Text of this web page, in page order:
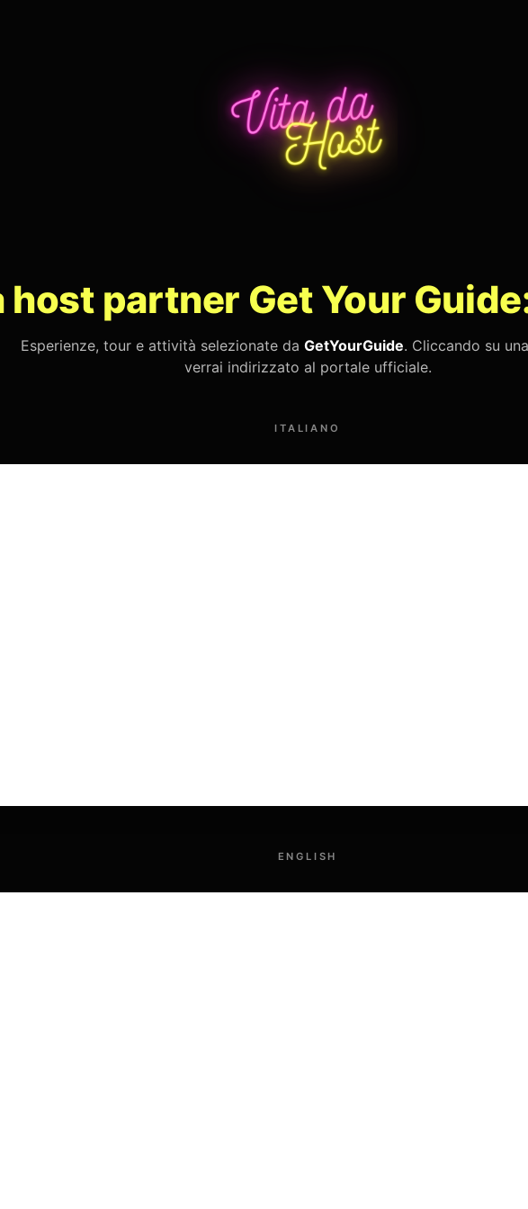
host partner Get Your
Esperienze, tour e attività selezionate da GetYourGuide. Cliccando su
verrai indirizzato al portale ufficiale.
ITALIANO
ENGLISH